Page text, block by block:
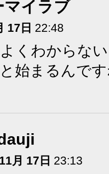
マイラブ
17日 22:48
くわからな
始まるんで
月 17日 23:13